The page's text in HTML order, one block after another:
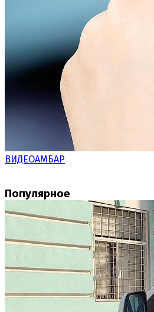
ВИДЕОАМБАР
Популярное